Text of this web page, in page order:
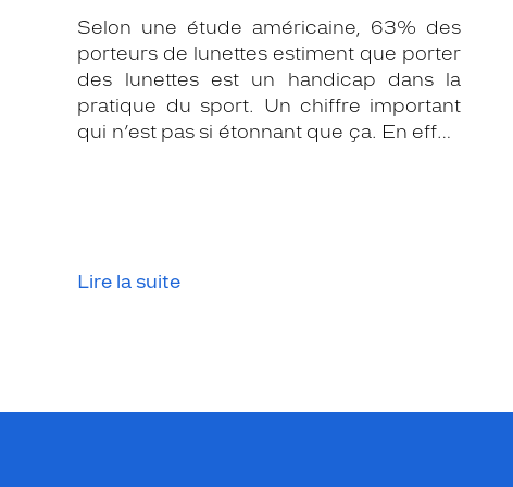
Selon une étude américaine, 63% des
porteurs de lunettes estiment que porter
des lunettes est un handicap dans la
pratique du sport. Un chiffre important
qui n’est pas si étonnant que ça. En effet,
Lire la suite